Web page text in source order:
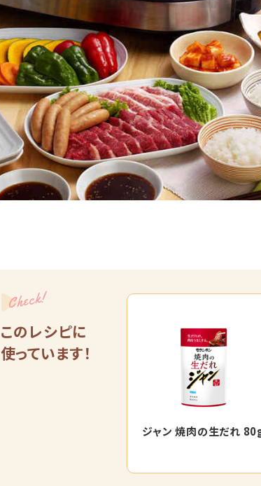
Check!
このレシピに
使っています！
ジャン 焼肉の生だれ